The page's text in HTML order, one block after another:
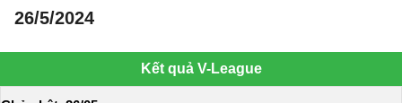
26/5/2024